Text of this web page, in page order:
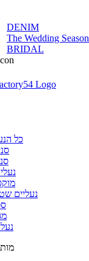
DENIM
The Wedding Season
BRIDAL
כל
נעליים